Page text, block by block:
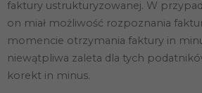
faktury ustrukturyzowanej. W
on miał możliwość rozpoznania
momencie otrzymania faktury in
niewątpliwa zaleta dla tych
korekt in minus.